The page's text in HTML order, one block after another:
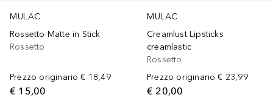
MULAC
Rossetto Matte in Stick
Rossetto
Prezzo originario € 18,49
€ 15,00
MULAC
Creamlust Lipsticks
creamlastic
Rossetto
Prezzo originario € 23,99
€ 20,00